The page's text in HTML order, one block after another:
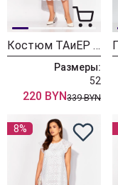
Костюм ТАиЕР 1374 дизайн
Размеры:
52
220 BYN339 BYN
8%